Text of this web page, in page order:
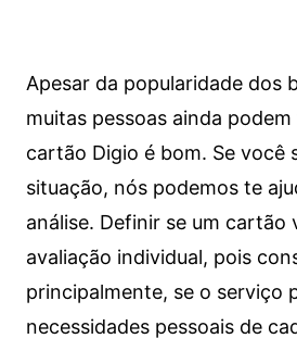
Apesar da popularidade dos
muitas pessoas ainda
cartão Digio é bom. Se você
situação, nós podemos te
análise. Definir se um cartão
avaliação individual, pois
principalmente, se o serviço
necessidades pessoais de